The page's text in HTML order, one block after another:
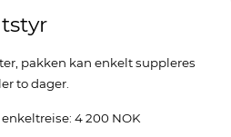
pakken kan enkelt suppleres
to dager.
4 200 NOK